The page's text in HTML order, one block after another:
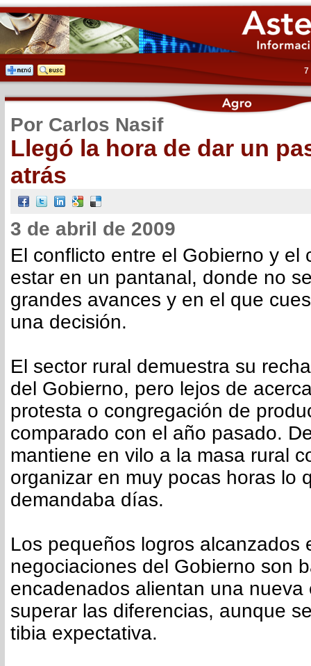
7
Por Carlos Nasif
Llegó la hora de dar un
atrás
3 de abril de 2009
El conflicto entre el Gobierno y el
estar en un pantanal, donde no
grandes avances y en el que
una decisión.
El sector rural demuestra su
del Gobierno, pero lejos de
protesta o congregación de
comparado con el año pasado.
mantiene en vilo a la masa rural
organizar en muy pocas horas lo
demandaba días.
Los pequeños logros alcanzados
negociaciones del Gobierno son
encadenados alientan una nueva
superar las diferencias, aunque
tibia expectativa.